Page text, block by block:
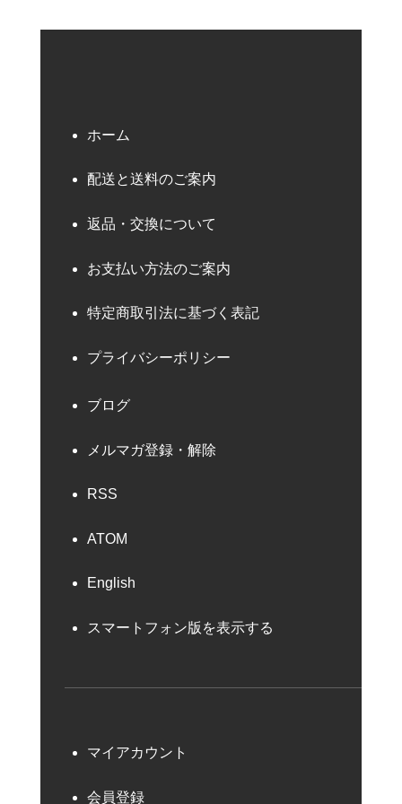
ホーム
配送と送料のご案内
返品・交換について
お支払い方法のご案内
特定商取引法に基づく表記
プライバシーポリシー
ブログ
メルマガ登録・解除
RSS
ATOM
English
スマートフォン版を表示する
マイアカウント
会員登録